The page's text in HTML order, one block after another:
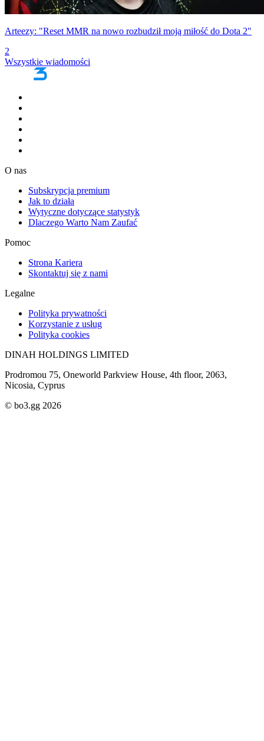
Arteezy: "Reset MMR na nowo rozbudził moją miłość do Dota 2"
2
Wszystkie wiadomości
O nas
Subskrypcja premium
Jak to działa
Wytyczne dotyczące statystyk
Dlaczego Warto Nam Zaufać
Pomoc
Strona Kariera
Skontaktuj się z nami
Legalne
Polityka prywatności
Korzystanie z usług
Polityka cookies
DINAH HOLDINGS LIMITED
Prodromou 75, Oneworld Parkview House, 4th floor, 2063,
Nicosia, Cyprus
© bo3.gg 2026